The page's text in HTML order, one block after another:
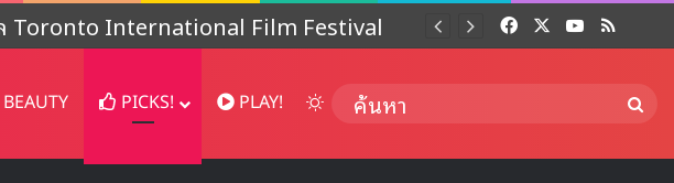
ศษฉลองครบรอบ 4 ปี FacebookYouTube
RSS
BEAUTY PICKS! PLAY! Switch skin